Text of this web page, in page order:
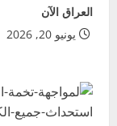
العراق الآن
يونيو 20, 2026